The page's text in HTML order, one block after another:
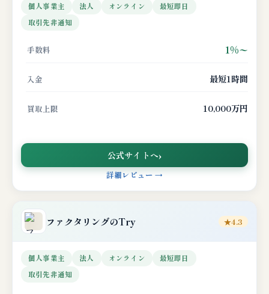
個人事業主 法人 オンライン
最短即日
取引先非通知
手数料 1%〜
入金 最短1時間
買取上限 10,000万円
公式サイトへ
詳細レビュー →
ファクタリングのTry ★4.3
個人事業主 法人 オンライン
最短即日
取引先非通知